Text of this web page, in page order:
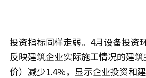
投资指标同样走弱。4月设备投资
反映建筑企业实际施工情况的建
价）减少1.4%，显示企业投资和